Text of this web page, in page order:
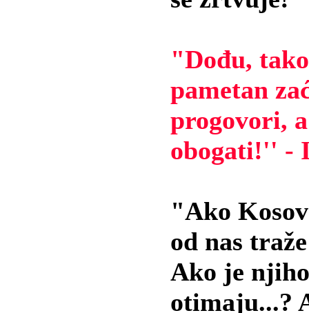
"Dođu,
pametan
progovori,
obogati!'' -
"Ako
od nas
Ako je
otimaju...?